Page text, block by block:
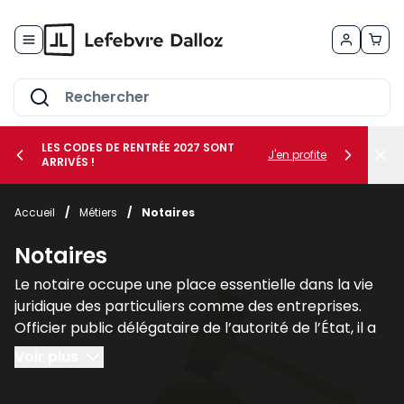
le sous-menu Vos métiers
le sous-menu Vos besoins
LES CODES DE RENTRÉE 2027 SONT
ARRIVÉS !
J'en profite
Accueil / Métiers / Notaires
Notaires
Le notaire occupe une place essentielle dans la vie
juridique des particuliers comme des entreprises.
Officier public délégataire de l’autorité de l’État, il a
pour mission d’authentifier les actes, de garantir leur
sécurité juridique et d’assurer leur conservation. Son